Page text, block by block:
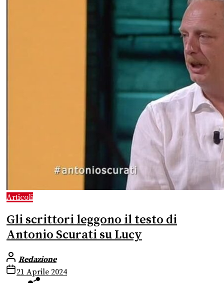
Articoli
Gli scrittori leggono il testo di
Antonio Scurati su Lucy
Redazione
21 Aprile 2024